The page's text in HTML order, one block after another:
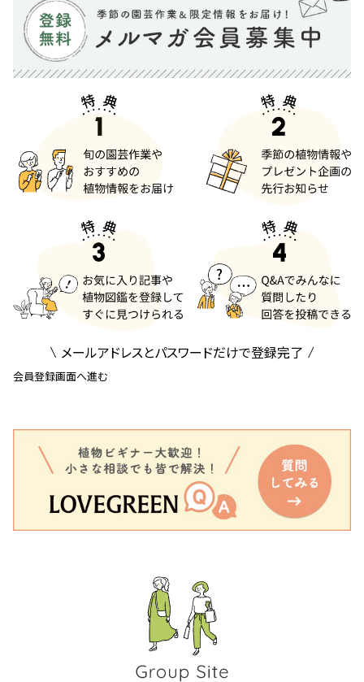
メールアドレスとパスワードだけで登録完了
会員登録画面へ進む